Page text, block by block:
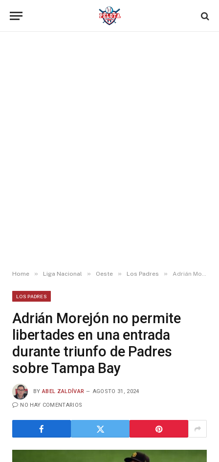
Home » Liga Nacional » Oeste » Los Padres » Adrián Morejón no permite libertades en una entrada durante triunfo de Padres sobre Tampa Bay
LOS PADRES
Adrián Morejón no permite
libertades en una entrada
durante triunfo de Padres
sobre Tampa Bay
BY ABEL ZALDÍVAR AGOSTO 31, 2024
NO HAY COMENTARIOS